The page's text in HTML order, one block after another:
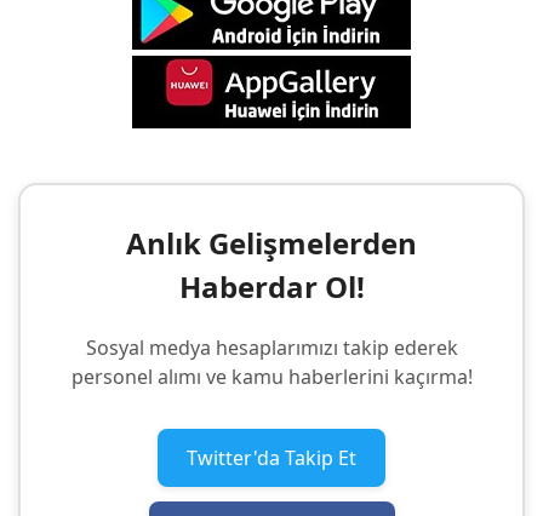
Anlık Gelişmelerden
Haberdar Ol!
Sosyal medya hesaplarımızı takip ederek
personel alımı ve kamu haberlerini kaçırma!
Twitter'da Takip Et